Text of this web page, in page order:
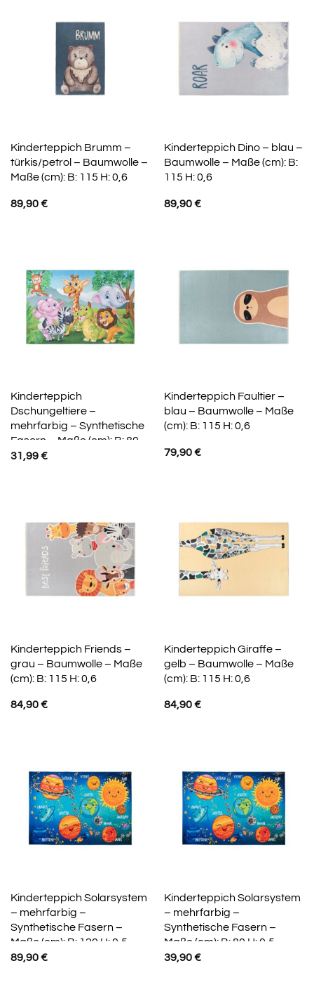
Kinderteppich Brumm –
türkis/petrol – Baumwolle –
Maße (cm): B: 115 H: 0,6
89,90€
Kinderteppich Dino – blau –
Baumwolle – Maße (cm): B:
115 H: 0,6
89,90€
Kinderteppich
Dschungeltiere –
mehrfarbig – Synthetische
Fasern – Maße (cm): B: 80
H: 0,5
31,99€
Kinderteppich Faultier –
blau – Baumwolle – Maße
(cm): B: 115 H: 0,6
79,90€
Kinderteppich Friends –
grau – Baumwolle – Maße
(cm): B: 115 H: 0,6
84,90€
Kinderteppich Giraffe –
gelb – Baumwolle – Maße
(cm): B: 115 H: 0,6
84,90€
Kinderteppich Solarsystem
– mehrfarbig –
Synthetische Fasern –
Maße (cm): B: 120 H: 0,5
89,90€
Kinderteppich Solarsystem
– mehrfarbig –
Synthetische Fasern –
Maße (cm): B: 80 H: 0,5
39,90€